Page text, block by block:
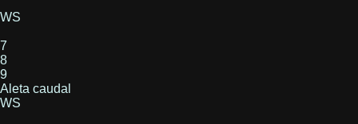
WS
7
8
9
Aleta caudal
WS